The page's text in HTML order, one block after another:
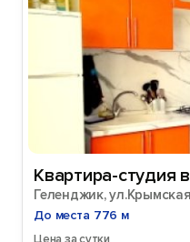
Квартира-студия
Геленджик,
До места 776 м